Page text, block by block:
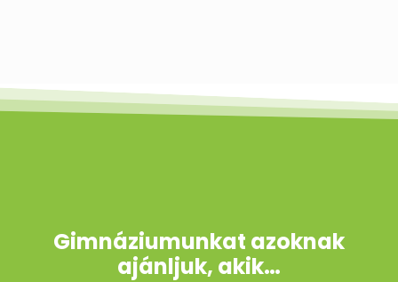
Gimnáziumunkat azoknak
ajánljuk, akik…